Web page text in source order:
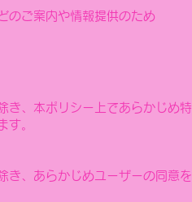
のご案内や情報提供のため
き、本ポリシー上であらかじめ特
す。
き、あらかじめユーザーの同意を